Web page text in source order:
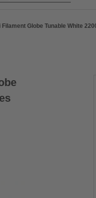
Globe Tunable White